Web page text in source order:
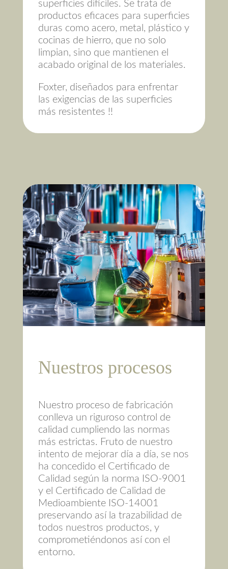
superficies difíciles. Se trata de
productos eficaces para superficies
duras como acero, metal, plástico y
cocinas de hierro, que no solo
limpian, sino que mantienen el
acabado original de los materiales.
Foxter, diseñados para enfrentar
las exigencias de las superficies
más resistentes !!
Nuestros procesos
Nuestro proceso de fabricación
conlleva un riguroso control de
calidad cumpliendo las normas
más estrictas. Fruto de nuestro
intento de mejorar día a día, se nos
ha concedido el Certificado de
Calidad según la norma ISO-9001
y el Certificado de Calidad de
Medioambiente ISO-14001
preservando así la trazabilidad de
todos nuestros productos, y
comprometiéndonos así con el
entorno.